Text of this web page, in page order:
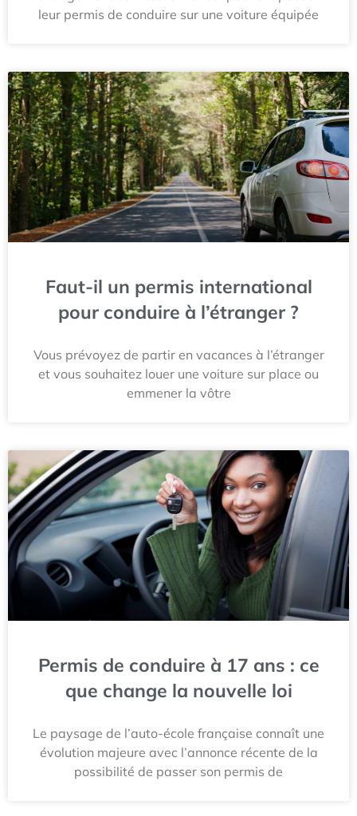
leur permis de conduire sur une voiture équipée
Faut-il un permis international
pour conduire à l’étranger ?
Vous prévoyez de partir en vacances à l’étranger
et vous souhaitez louer une voiture sur place ou
emmener la vôtre
Permis de conduire à 17 ans : ce
que change la nouvelle loi
Le paysage de l’auto-école française connaît une
évolution majeure avec l’annonce récente de la
possibilité de passer son permis de